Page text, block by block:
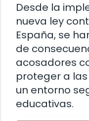
Desde la
nueva ley
España, se
de
acosadores
proteger a
un entorno
educativas.